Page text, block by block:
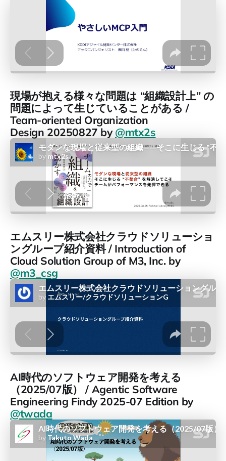
現場が抱える様々な問題は “組織設計上” の
問題によって生じていることがある /
Team-oriented Organization
Design 20250827 by@mtx2s
エムスリー株式会社クラウドソリューショ
ングループ紹介資料 / Introduction of
Cloud Solution Group of M3, Inc. by
@m3_csg
AI時代のソフトウェア開発を考える
（2025/07版） / Agentic Software
Engineering Findy 2025-07 Edition by
@twada